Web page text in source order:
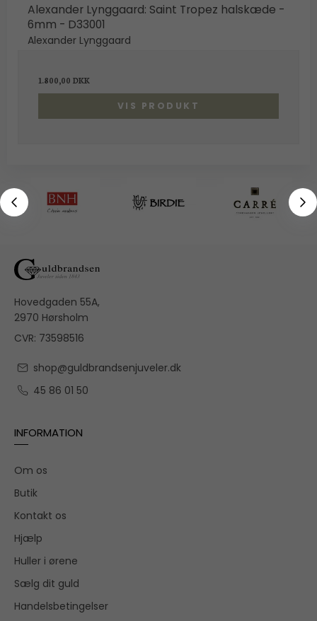
Alexander Lynggaard: Saint Tropez halskæde -
6mm - D33001
Alexander Lynggaard
1.800,00 DKK
VIS PRODUKT
Hovedgaden 55A,
2970 Hørsholm
CVR: 73598516
shop@guldbrandsenjuveler.dk
45 86 01 50
INFORMATION
Om os
Butik
Kontakt os
Hjælp
Huller i ørene
Sælg dit guld
Handelsbetingelser